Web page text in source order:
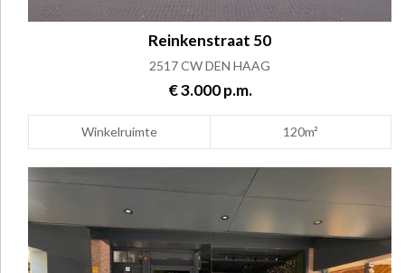
Reinkenstraat 50
2517 CW DEN HAAG
€ 3.000 p.m.
Winkelruimte 120m²